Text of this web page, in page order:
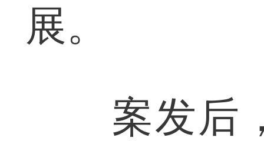
展。
案发后，